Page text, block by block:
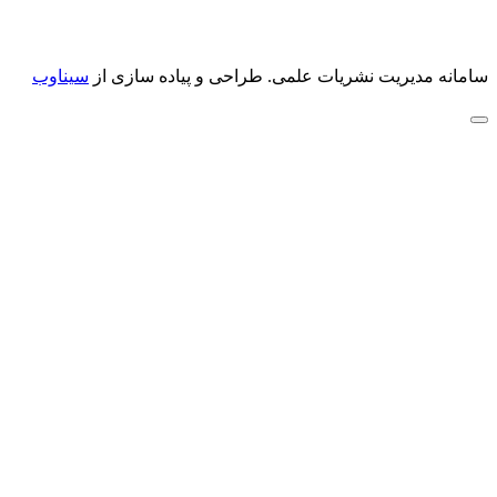
سامانه مدیریت نشریات علمی. طراحی و پیاده سازی از سیناوب